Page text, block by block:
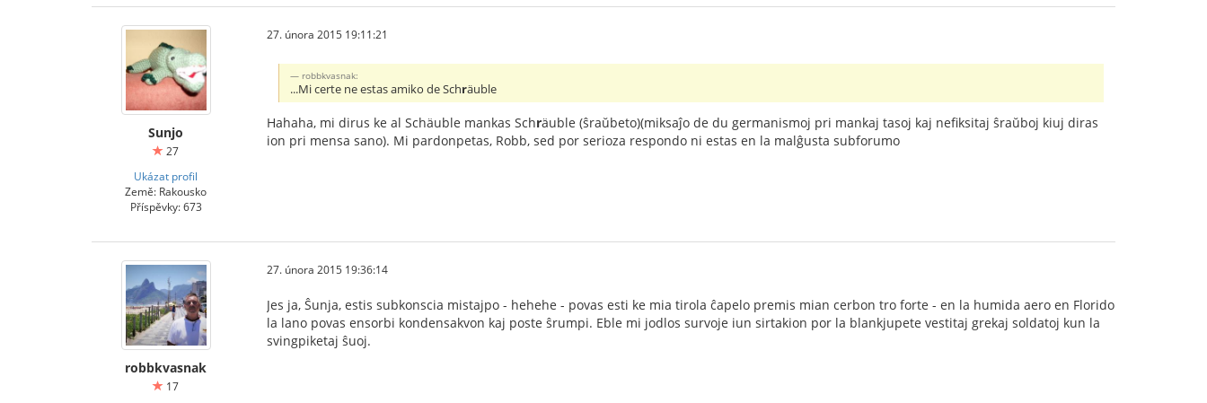
Sunjo
27
Ukázat profil
Země: Rakousko
Příspěvky: 673
27. února 2015 19:11:21
robbkvasnak:
...Mi certe ne estas amiko de Schräuble
Hahaha, mi dirus ke al Schäuble mankas Schräuble (ŝraŭbeto)(miksaĵo de du germanismoj pri mankaj tasoj kaj nefiksitaj ŝraŭboj kiuj diras
ion pri mensa sano). Mi pardonpetas, Robb, sed por serioza respondo ni estas en la malĝusta subforumo
robbkvasnak
17
27. února 2015 19:36:14
Jes ja, Ŝunja, estis subkonscia mistajpo - hehehe - povas esti ke mia tirola ĉapelo premis mian cerbon tro forte - en la humida aero en Florido
la lano povas ensorbi kondensakvon kaj poste ŝrumpi. Eble mi jodlos survoje iun sirtakion por la blankjupete vestitaj grekaj soldatoj kun la
svingpiketaj ŝuoj.